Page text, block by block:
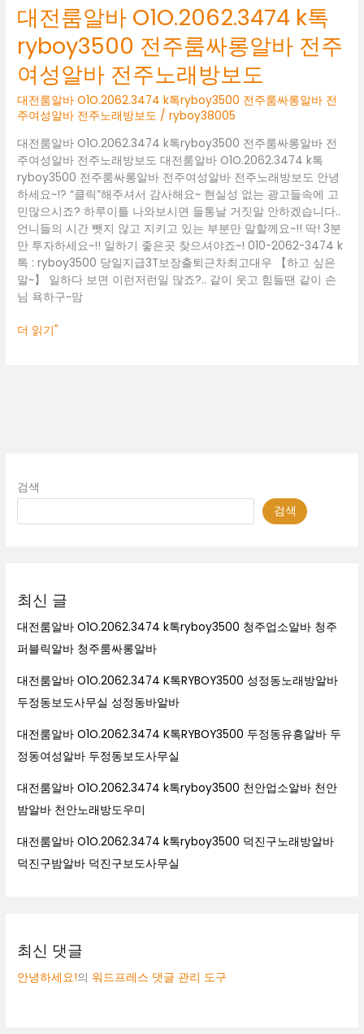
대전룸알바 O1O.2062.3474 k톡
ryboy3500 전주룸싸롱알바 전주
여성알바 전주노래방보도
대전룸알바 O1O.2062.3474 k톡ryboy3500 전주룸싸롱알바 전
주여성알바 전주노래방보도 /ryboy38005
대전룸알바 O1O.2062.3474 k톡ryboy3500 전주룸싸롱알바 전
주여성알바 전주노래방보도 대전룸알바 O1O.2062.3474 k톡
ryboy3500 전주룸싸롱알바 전주여성알바 전주노래방보도 안녕
하세요~!? “클릭”해주셔서 감사해요~ 현실성 없는 광고들속에 고
민많으시죠? 하루이틀 나와보시면 들통날 거짓말 안하겠습니다..
언니들의 시간 뺏지 않고 지키고 있는 부분만 말할께요~!! 딱! 3분
만 투자하세요~!! 일하기 좋은곳 찾으셔야죠~! 010-2062-3474 k
톡 : ryboy3500 당일지급3T보장출퇴근차최고대우 【하고 싶은
말~】 일하다 보면 이런저런일 많죠?.. 같이 웃고 힘들땐 같이 손
님 욕하구~맘
전
여
성
바
전
주
노
래
방
보
도
더 읽기"
검색
검색
최신 글
대전룸알바 O1O.2062.3474 k톡ryboy3500 청주업소알바 청주
퍼블릭알바 청주룸싸롱알바
대전룸알바 O1O.2062.3474 K톡RYBOY3500 성정동노래방알바
두정동보도사무실 성정동바알바
대전룸알바 O1O.2062.3474 K톡RYBOY3500 두정동유흥알바 두
정동여성알바 두정동보도사무실
대전룸알바 O1O.2062.3474 k톡ryboy3500 천안업소알바 천안
밤알바 천안노래방도우미
대전룸알바 O1O.2062.3474 k톡ryboy3500 덕진구노래방알바
덕진구밤알바 덕진구보도사무실
최신 댓글
안녕하세요!의워드프레스 댓글 관리 도구